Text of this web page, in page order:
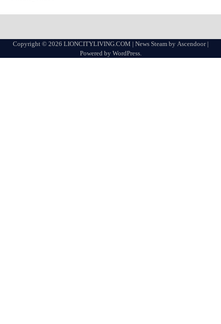
Copyright © 2026 LIONCITYLIVING.COM | News Steam by Ascendoor|
Powered by WordPress.